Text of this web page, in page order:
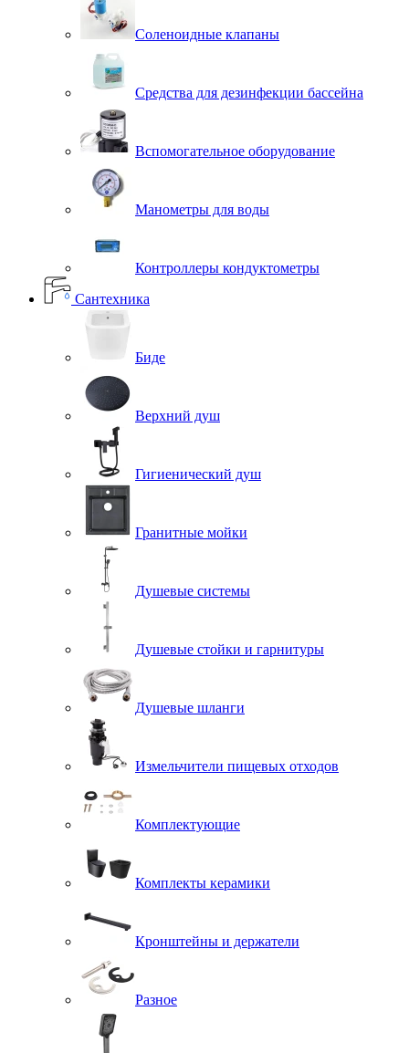
Соленоидные клапаны
Средства для дезинфекции бассейна
Вспомогательное оборудование
Манометры для воды
Контроллеры кондуктометры
Сантехника
Биде
Верхний душ
Гигиенический душ
Гранитные мойки
Душевые системы
Душевые стойки и гарнитуры
Душевые шланги
Измельчители пищевых отходов
Комплектующие
Комплекты керамики
Кронштейны и держатели
Разное